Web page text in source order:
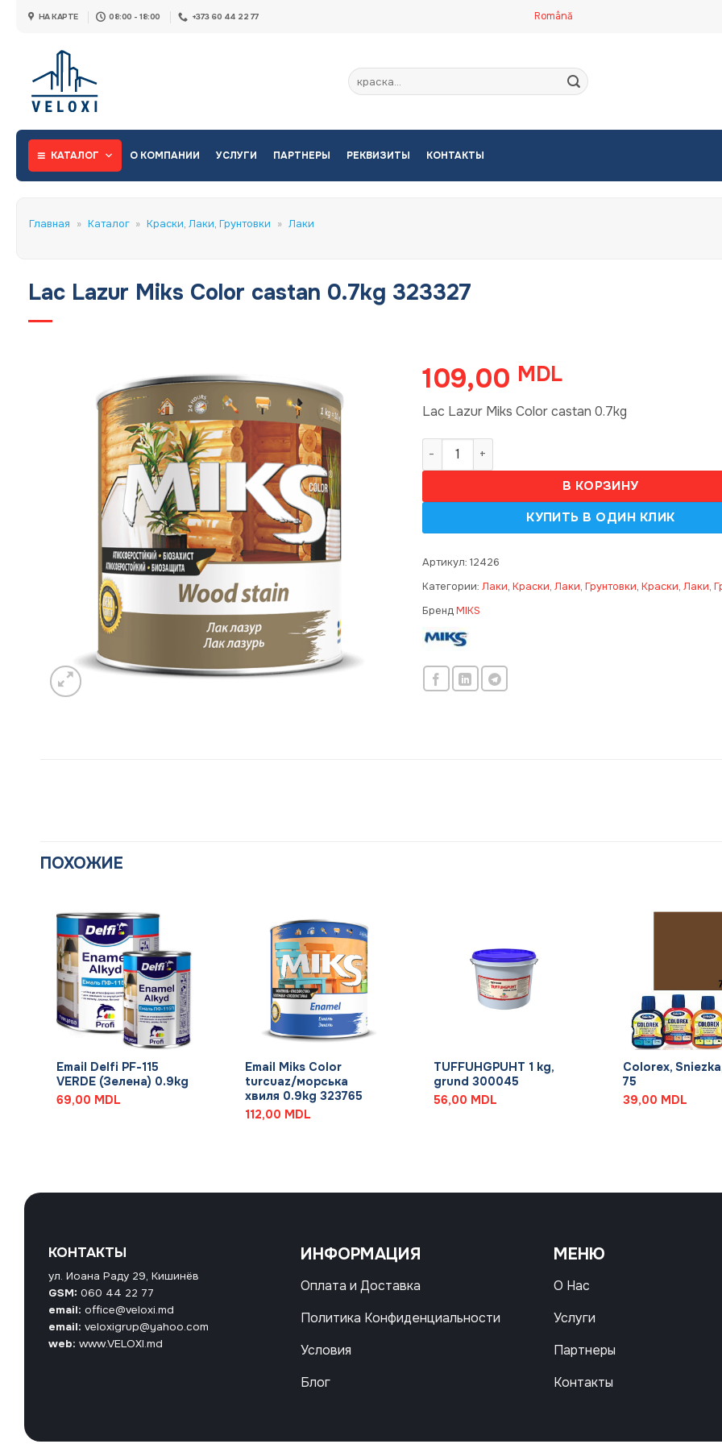
НА КАРТЕ 08:00 - 18:00 +373 60 44 22 77 Română
Искать:
КАТАЛОГ О КОМПАНИИ УСЛУГИ ПАРТНЕРЫ РЕКВИЗИТЫ КОНТАКТЫ
Главная » Каталог » Краски, Лаки, Грунтовки » Лаки
Lac Lazur Miks Color castan 0.7kg 323327
109,00 MDL
Lac Lazur Miks Color castan 0.7kg
Количество товара Lac Lazur Miks Color castan
В КОРЗИНУ
Артикул: 12426
Категории: Лаки, Краски, Лаки, Грунтовки, Краски, Лаки,
БрендMIKS
ПОХОЖИЕ
+
Email Delfi PF-115
VERDE (Зелена) 0.9kg
69,00 MDL
+
Email Miks Color
turcuaz/морська
хвиля 0.9kg 323765
112,00 MDL
TUFFUHGPUHT 1 kg,
grund 300045
56,00 MDL
+
Colorex,
75
39,00 MDL
КОНТАКТЫ
ул. Иоана Раду 29, Кишинёв
GSM: 060 44 22 77
email: office@veloxi.md
email: veloxigrup@yahoo.com
web: www.VELOXI.md
ИНФОРМАЦИЯ
Оплата и Доставка
Политика Конфиденциальности
Условия
Блог
МЕНЮ
О Нас
Услуги
Партнеры
Контакты